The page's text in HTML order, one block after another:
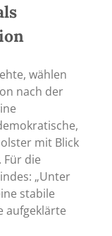
wählen
nach der
mit Blick
Für die
„Unter
stabile
aufgeklärte